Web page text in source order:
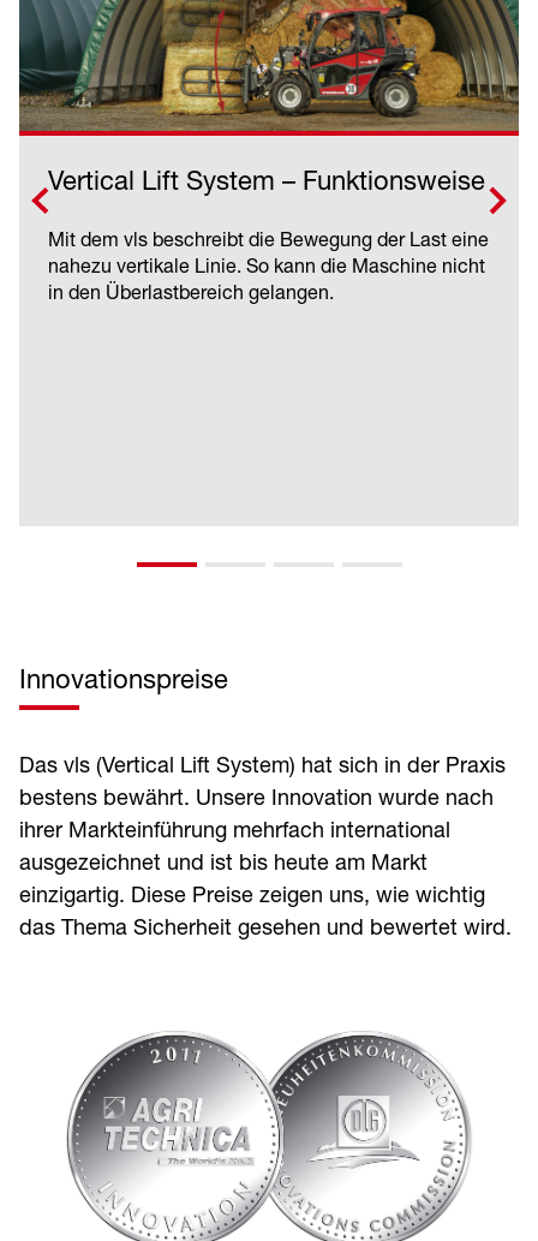
Vertical Lift System – Funktionsweise
Mit dem vls beschreibt die Bewegung der Last eine
nahezu vertikale Linie. So kann die Maschine nicht
in den Überlastbereich gelangen.
Innovationspreise
Das vls (Vertical Lift System) hat sich in der Praxis
bestens bewährt. Unsere Innovation wurde nach
ihrer Markteinführung mehrfach international
ausgezeichnet und ist bis heute am Markt
einzigartig. Diese Preise zeigen uns, wie wichtig
das Thema Sicherheit gesehen und bewertet wird.